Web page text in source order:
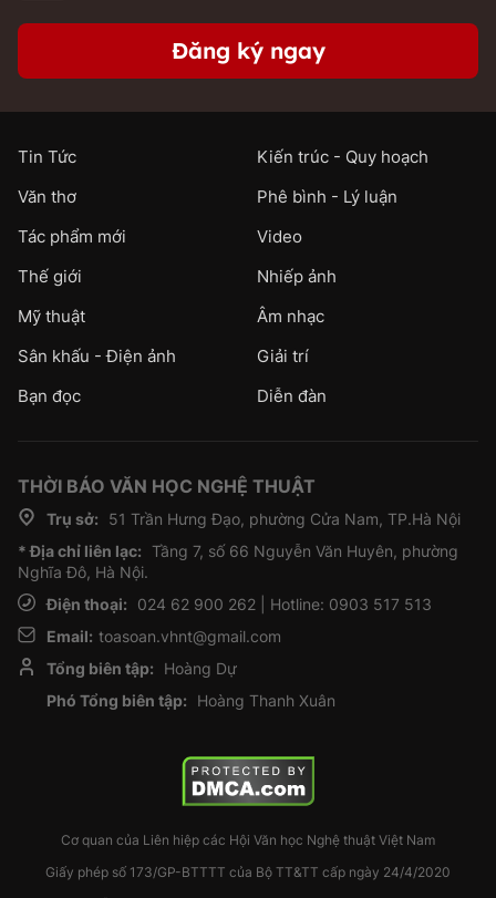
Đăng ký ngay
Tin Tức
Kiến trúc - Quy hoạch
Văn thơ
Phê bình - Lý luận
Tác phẩm mới
Video
Thế giới
Nhiếp ảnh
Mỹ thuật
Âm nhạc
Sân khấu - Điện ảnh
Giải trí
Bạn đọc
Diễn đàn
THỜI BÁO VĂN HỌC NGHỆ THUẬT
Trụ sở:
51 Trần Hưng Đạo, phường Cửa Nam, TP.Hà Nội
* Địa chỉ liên lạc: Tầng 7, số 66 Nguyễn Văn Huyên, phường
Nghĩa Đô, Hà Nội.
Điện thoại:
024 62 900 262 | Hotline: 0903 517 513
Email: toasoan.vhnt@gmail.com
Tổng biên tập:
Hoàng Dự
Phó Tổng biên tập:
Hoàng Thanh Xuân
Cơ quan của Liên hiệp các Hội Văn học Nghệ thuật Việt Nam
Giấy phép số 173/GP-BTTTT của Bộ TT&TT cấp ngày 24/4/2020